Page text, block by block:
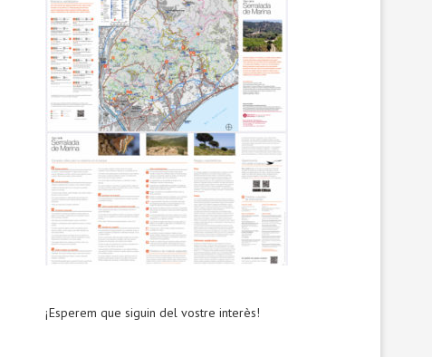
¡Esperem que siguin del vostre interès!